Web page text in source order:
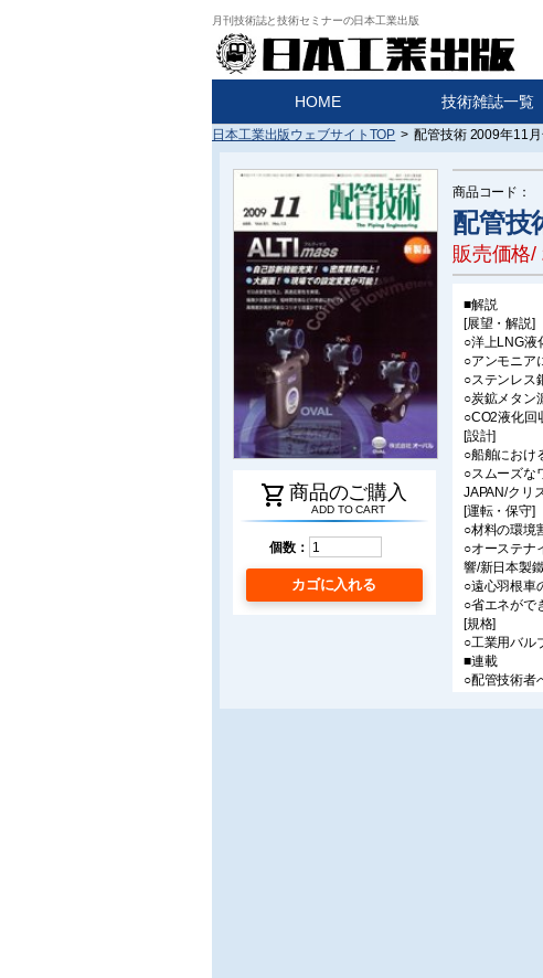
月刊技術誌と技術セミナーの日本工業出版
HOME 技術雑誌一覧
日本工業出版ウェブサイトTOP > 配管技術 2009年11
shopping_cart 商品のご購入
ADD TO CART
個数：
カゴに入れる
商品コード：
配管技
販売価格/
■解説
[展望・解説]
○洋上LNG液
○アンモニア
○ステンレス
○炭鉱メタン
○CO2液化回
[設計]
○船舶におけ
○スムーズな
JAPAN/クリ
[運転・保守]
○材料の環境
○オーステナ
響/新日本製
○遠心羽根車
○省エネがで
[規格]
○工業用バル
■連載
○配管技術者